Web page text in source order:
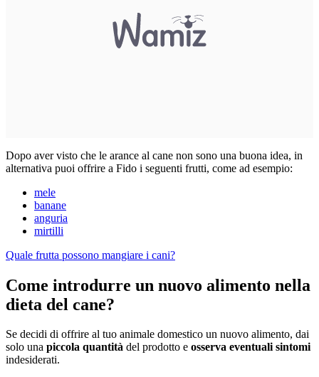
Dopo aver visto che le arance al cane non sono una buona idea, in
alternativa puoi offrire a Fido i seguenti frutti, come ad esempio:
mele
banane
anguria
mirtilli
Quale frutta possono mangiare i cani?
Come introdurre un nuovo alimento nella
dieta del cane?
Se decidi di offrire al tuo animale domestico un nuovo alimento, dai
solo una piccola quantità del prodotto e osserva eventuali sintomi
indesiderati.